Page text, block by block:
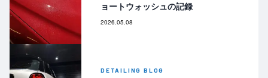
ョートウォッシュの記録
2026.05.08
DETAILING BLOG